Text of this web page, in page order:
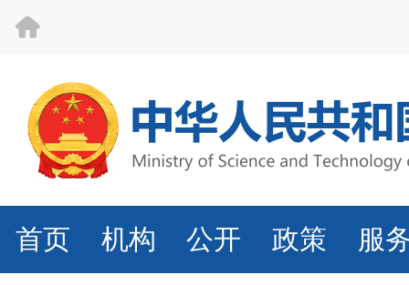
首页 机构 公开 政策 服